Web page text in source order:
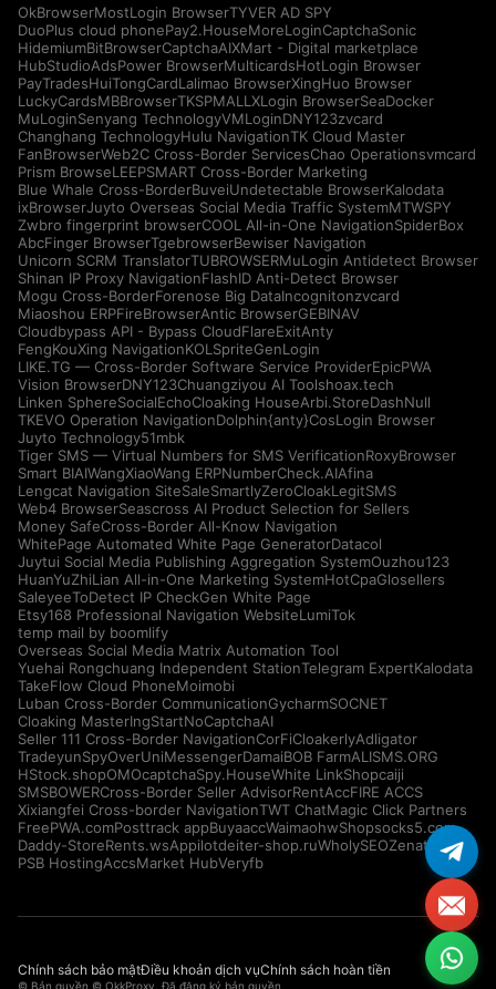
OkBrowserMostLogin BrowserTYVER AD SPY
DuoPlus cloud phonePay2.HouseMoreLoginCaptchaSonic
HidemiumBitBrowserCaptchaAIXMart - Digital marketplace
HubStudioAdsPower BrowserMulticardsHotLogin Browser
PayTradesHuiTongCardLalimao BrowserXingHuo Browser
LuckyCardsMBBrowserTKSPMALLXLogin BrowserSeaDocker
MuLoginSenyang TechnologyVMLoginDNY123zvcard
Changhang TechnologyHulu NavigationTK Cloud Master
FanBrowserWeb2C Cross-Border ServicesChao Operationsvmcard
Prism BrowseLEEPSMART Cross-Border Marketing
Blue Whale Cross-BorderBuveiUndetectable BrowserKalodata
ixBrowserJuyto Overseas Social Media Traffic SystemMTWSPY
Zwbro fingerprint browserCOOL All-in-One NavigationSpiderBox
AbcFinger BrowserTgebrowserBewiser Navigation
Unicorn SCRM TranslatorTUBROWSERMuLogin Antidetect Browser
Shinan IP Proxy NavigationFlashID Anti-Detect Browser
Mogu Cross-BorderForenose Big DataIncognitonzvcard
Miaoshou ERPFireBrowserAntic BrowserGEBINAV
Cloudbypass API - Bypass CloudFlareExitAnty
FengKouXing NavigationKOLSpriteGenLogin
LIKE.TG — Cross-Border Software Service ProviderEpicPWA
Vision BrowserDNY123Chuangziyou AI Toolshoax.tech
Linken SphereSocialEchoCloaking HouseArbi.StoreDashNull
TKEVO Operation NavigationDolphin{anty}CosLogin Browser
Juyto Technology51mbk
Tiger SMS — Virtual Numbers for SMS VerificationRoxyBrowser
Smart BIAIWangXiaoWang ERPNumberCheck.AIAfina
Lengcat Navigation SiteSaleSmartlyZeroCloakLegitSMS
Web4 BrowserSeascross AI Product Selection for Sellers
Money SafeCross-Border All-Know Navigation
WhitePage Automated White Page GeneratorDatacol
Juytui Social Media Publishing Aggregation SystemOuzhou123
HuanYuZhiLian All-in-One Marketing SystemHotCpaGlosellers
SaleyeeToDetect IP CheckGen White Page
Etsy168 Professional Navigation WebsiteLumiTok
temp mail by boomlify
Overseas Social Media Matrix Automation Tool
Yuehai Rongchuang Independent StationTelegram ExpertKalodata
TakeFlow Cloud PhoneMoimobi
Luban Cross-Border CommunicationGycharmSOCNET
Cloaking MasterIngStartNoCaptchaAI
Seller 111 Cross-Border NavigationCorFiCloakerlyAdligator
TradeyunSpyOverUniMessengerDamaiBOB FarmALISMS.ORG
HStock.shopOMOcaptchaSpy.HouseWhite LinkShopcaiji
SMSBOWERCross-Border Seller AdvisorRentAccFIRE ACCS
Xixiangfei Cross-border NavigationTWT ChatMagic Click Partners
FreePWA.comPosttrack appBuyaaccWaimaohwShopsocks5.com
Daddy-StoreRents.wsAppilotdeiter-shop.ruWholySEOZenattica
PSB HostingAccsMarket HubVeryfb
Chính sách bảo mậtĐiều khoản dịch vụChính sách hoàn tiền
© Bản quyền © OkkProxy. Đã đăng ký bản quyền